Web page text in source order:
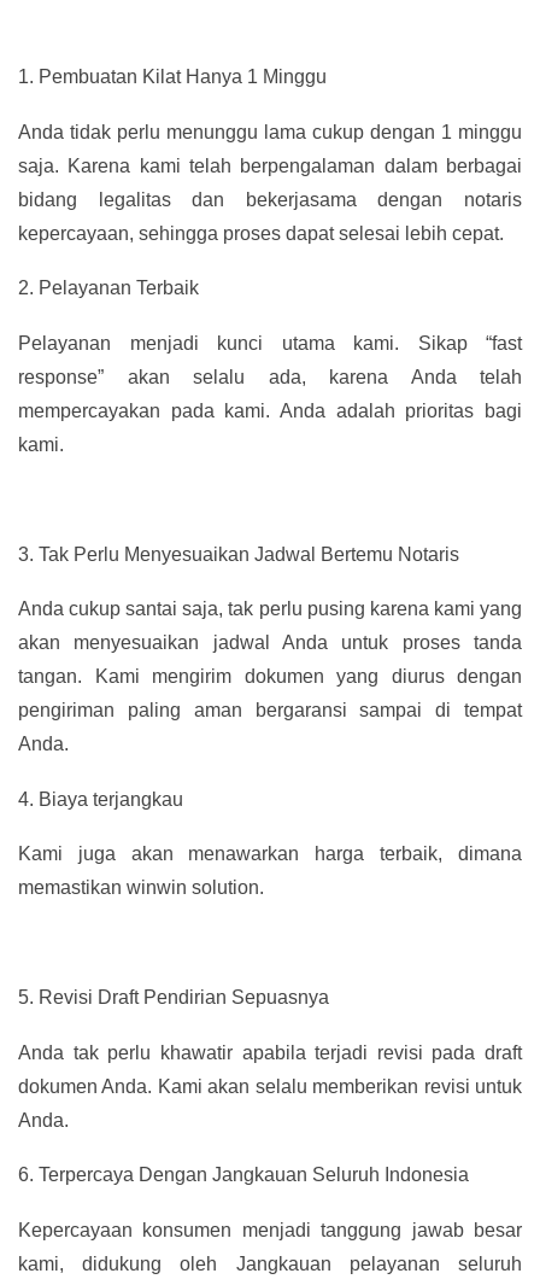
1. Pembuatan Kilat Hanya 1 Minggu
Anda tidak perlu menunggu lama cukup dengan 1 minggu
saja. Karena kami telah berpengalaman dalam berbagai
bidang legalitas dan bekerjasama dengan notaris
kepercayaan, sehingga proses dapat selesai lebih cepat.
2. Pelayanan Terbaik
Pelayanan menjadi kunci utama kami. Sikap “fast
response” akan selalu ada, karena Anda telah
mempercayakan pada kami. Anda adalah prioritas bagi
kami.
3. Tak Perlu Menyesuaikan Jadwal Bertemu Notaris
Anda cukup santai saja, tak perlu pusing karena kami yang
akan menyesuaikan jadwal Anda untuk proses tanda
tangan. Kami mengirim dokumen yang diurus dengan
pengiriman paling aman bergaransi sampai di tempat
Anda.
4. Biaya terjangkau
Kami juga akan menawarkan harga terbaik, dimana
memastikan winwin solution.
5. Revisi Draft Pendirian Sepuasnya
Anda tak perlu khawatir apabila terjadi revisi pada draft
dokumen Anda. Kami akan selalu memberikan revisi untuk
Anda.
6. Terpercaya Dengan Jangkauan Seluruh Indonesia
Kepercayaan konsumen menjadi tanggung jawab besar
kami, didukung oleh Jangkauan pelayanan seluruh